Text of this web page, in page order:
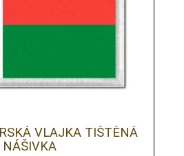
VLAJKA TIŠTĚNÁ
NÁŠIVKA